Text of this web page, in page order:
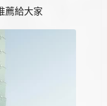
薦給大家